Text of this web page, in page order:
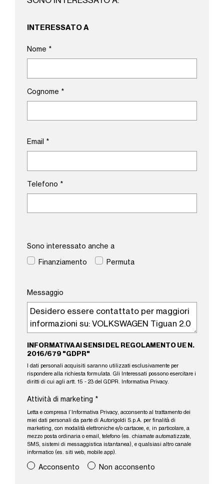
INTERESSATO A
Nome *
Cognome *
Email *
Telefono *
Sono interessato anche a
Finanziamento
Permuta
Messaggio
INFORMATIVA AI SENSI DEL REGOLAMENTO UE N.
2016/679 "GDPR"
I dati personali acquisiti saranno utilizzati esclusivamente per
rispondere alla richiesta formulata. Gli Interessati possono esercitare i
diritti di cui agli artt. 15 - 23 del GDPR.
Informativa Privacy.
Attività di marketing *
Letta e compresa l’ Informativa Privacy, acconsento al trattamento dei
miei dati personali da parte di Autorigoldi S.p.A. per finalità di
marketing, con modalità elettroniche e/o cartacee, e, in particolare, a
mezzo posta ordinaria o email, telefono (es. chiamate automatizzate,
SMS, sistemi di messaggistica istantanea), e qualsiasi altro canale
informatico (es. siti web, mobile app).
Acconsento Non acconsento